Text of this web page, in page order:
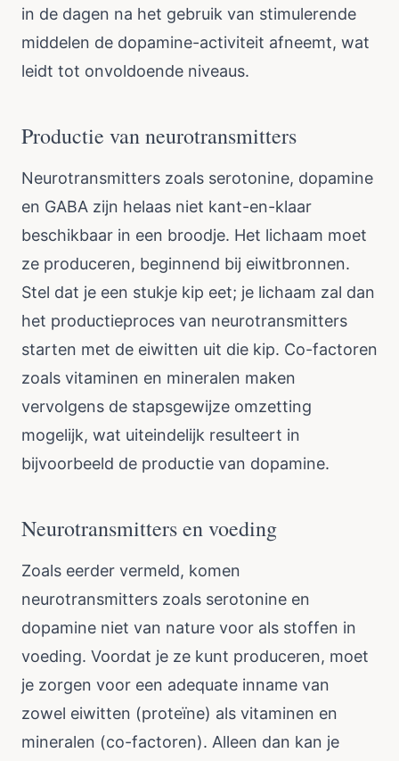
in de dagen na het gebruik van stimulerende
middelen de dopamine-activiteit afneemt, wat
leidt tot onvoldoende niveaus.
Productie van neurotransmitters
Neurotransmitters zoals serotonine, dopamine
en GABA zijn helaas niet kant-en-klaar
beschikbaar in een broodje. Het lichaam moet
ze produceren, beginnend bij eiwitbronnen.
Stel dat je een stukje kip eet; je lichaam zal dan
het productieproces van neurotransmitters
starten met de eiwitten uit die kip. Co-factoren
zoals vitaminen en mineralen maken
vervolgens de stapsgewijze omzetting
mogelijk, wat uiteindelijk resulteert in
bijvoorbeeld de productie van dopamine.
Neurotransmitters en voeding
Zoals eerder vermeld, komen
neurotransmitters zoals serotonine en
dopamine niet van nature voor als stoffen in
voeding. Voordat je ze kunt produceren, moet
je zorgen voor een adequate inname van
zowel eiwitten (proteïne) als vitaminen en
mineralen (co-factoren). Alleen dan kan je